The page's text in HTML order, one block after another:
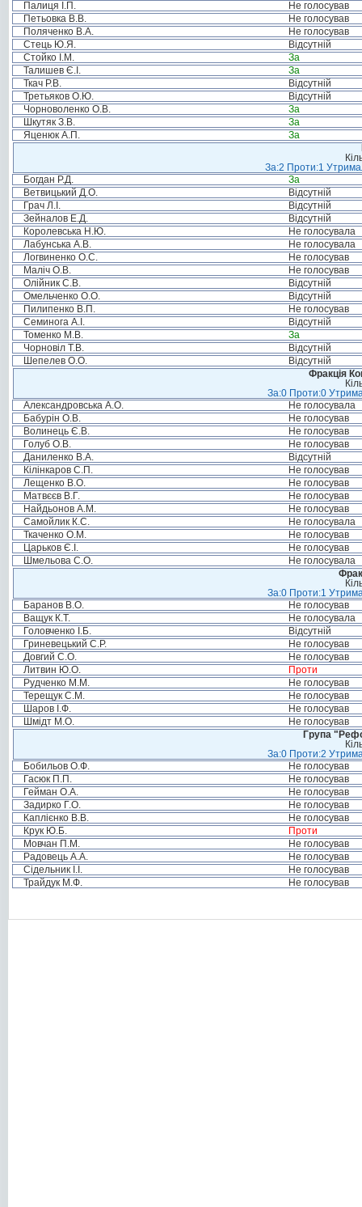
Палиця І.П.
Не голосував
Петьовка В.В.
Не голосував
Поляченко В.А.
Не голосував
Стець Ю.Я.
Відсутній
Стойко І.М.
За
Талишев Є.І.
За
Ткач Р.В.
Відсутній
Третьяков О.Ю.
Відсутній
Чорноволенко О.В.
За
Шкутяк З.В.
За
Яценюк А.П.
За
За:2 Проти:1
Богдан Р.Д.
За
Ветвицький Д.О.
Відсутній
Грач Л.І.
Відсутній
Зейналов Е.Д.
Відсутній
Королевська Н.Ю.
Не голосувала
Лабунська А.В.
Не голосувала
Логвиненко О.С.
Не голосував
Маліч О.В.
Не голосував
Олійник С.В.
Відсутній
Омельченко О.О.
Відсутній
Пилипенко В.П.
Не голосував
Семинога А.І.
Відсутній
Томенко М.В.
За
Чорновіл Т.В.
Відсутній
Шепелев О.О.
Відсутній
Фракція
За:0 Проти:0
Александровська А.О.
Не голосувала
Бабурін О.В.
Не голосував
Волинець Є.В.
Не голосував
Голуб О.В.
Не голосував
Даниленко В.А.
Відсутній
Кілінкаров С.П.
Не голосував
Лещенко В.О.
Не голосував
Матвєєв В.Г.
Не голосував
Найдьонов А.М.
Не голосував
Самойлик К.С.
Не голосувала
Ткаченко О.М.
Не голосував
Царьков Є.І.
Не голосував
Шмельова С.О.
Не голосувала
За:0 Проти:1
Баранов В.О.
Не голосував
Ващук К.Т.
Не голосувала
Головченко І.Б.
Відсутній
Гриневецький С.Р.
Не голосував
Довгий С.О.
Не голосував
Литвин Ю.О.
Проти
Рудченко М.М.
Не голосував
Терещук С.М.
Не голосував
Шаров І.Ф.
Не голосував
Шмідт М.О.
Не голосував
Група
За:0 Проти:2
Бобильов О.Ф.
Не голосував
Гасюк П.П.
Не голосував
Гейман О.А.
Не голосував
Задирко Г.О.
Не голосував
Каплієнко В.В.
Не голосував
Крук Ю.Б.
Проти
Мовчан П.М.
Не голосував
Радовець А.А.
Не голосував
Сідельник І.І.
Не голосував
Трайдук М.Ф.
Не голосував